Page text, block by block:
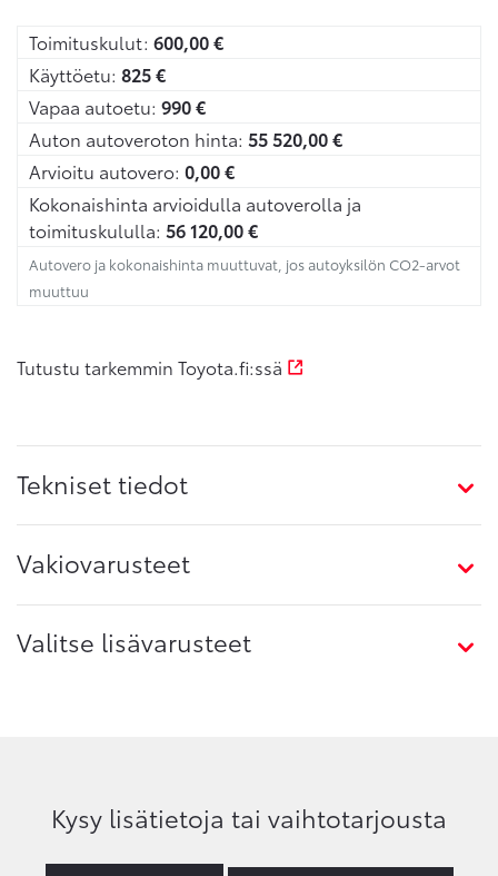
Toimituskulut: 600,00€
Käyttöetu: 825€
Vapaa autoetu: 990€
Auton autoveroton hinta: 55 520,00€
Arvioitu autovero: 0,00€
Kokonaishinta arvioidulla autoverolla ja
toimituskululla: 56 120,00€
Autovero ja kokonaishinta muuttuvat, jos autoyksilön CO2-arvot
muuttuu
Tutustu tarkemmin Toyota.fi:ssä
Tekniset tiedot
Vakiovarusteet
Valitse lisävarusteet
Kysy lisätietoja tai vaihtotarjousta